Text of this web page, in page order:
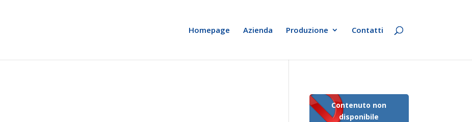
Homepage Azienda Produzione Contatti
Contenuto non
disponibile